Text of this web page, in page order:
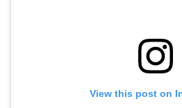
View this post on